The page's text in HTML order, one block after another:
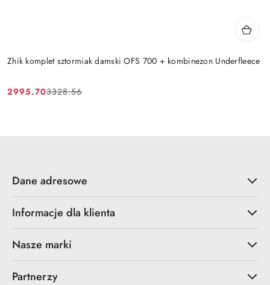
Zhik komplet sztormiak damski OFS 700 + kombinezon Underfleece
Cena
2995.70
Cena
3328.56
Dane adresowe
Informacje dla klienta
Nasze marki
Partnerzy